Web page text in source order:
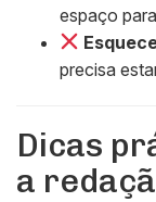
espaço
precisa
Dicas
a